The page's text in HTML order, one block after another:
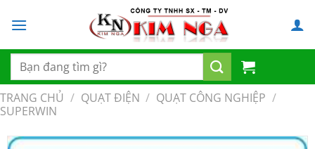
đến
dung
Tìm
kiếm:
TRANG CHỦ / QUẠT ĐIỆN / QUẠT CÔNG NGHIỆP /
SUPERWIN